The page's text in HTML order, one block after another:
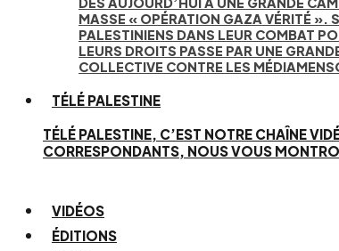
MASSE « OPÉRATION GAZA VÉRITÉ ».
PALESTINIENS DANS LEUR COMBAT
LEURS DROITS PASSE PAR UNE
COLLECTIVE CONTRE LES
TÉLÉ PALESTINE
TÉLÉ PALESTINE, C’EST NOTRE CHAÎNE
CORRESPONDANTS, NOUS VOUS
VIDÉOS
ÉDITIONS